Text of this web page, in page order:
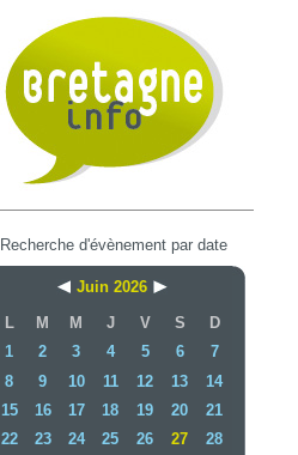
Recherche d'évènement par date
Juin 2026
L
M M J V S
D
1
2 3 4 5 6
7
8
9 10 11 12 13
14
15
16 17 18 19 20
21
22
23 24 25 26 27
28